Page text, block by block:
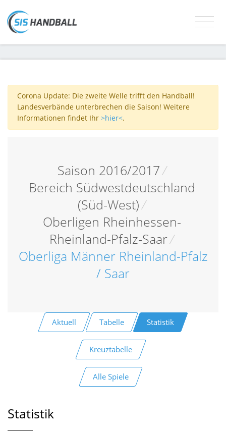
Corona Update: Die zweite Welle trifft den Handball!
Landesverbände unterbrechen die Saison! Weitere
Informationen findet Ihr >hier<.
Saison 2016/2017/
Bereich Südwestdeutschland
(Süd-West)/
Oberligen Rheinhessen-
Rheinland-Pfalz-Saar/
Oberliga Männer Rheinland-Pfalz
/ Saar
Aktuell Tabelle Statistik
Kreuztabelle
Alle Spiele
Statistik